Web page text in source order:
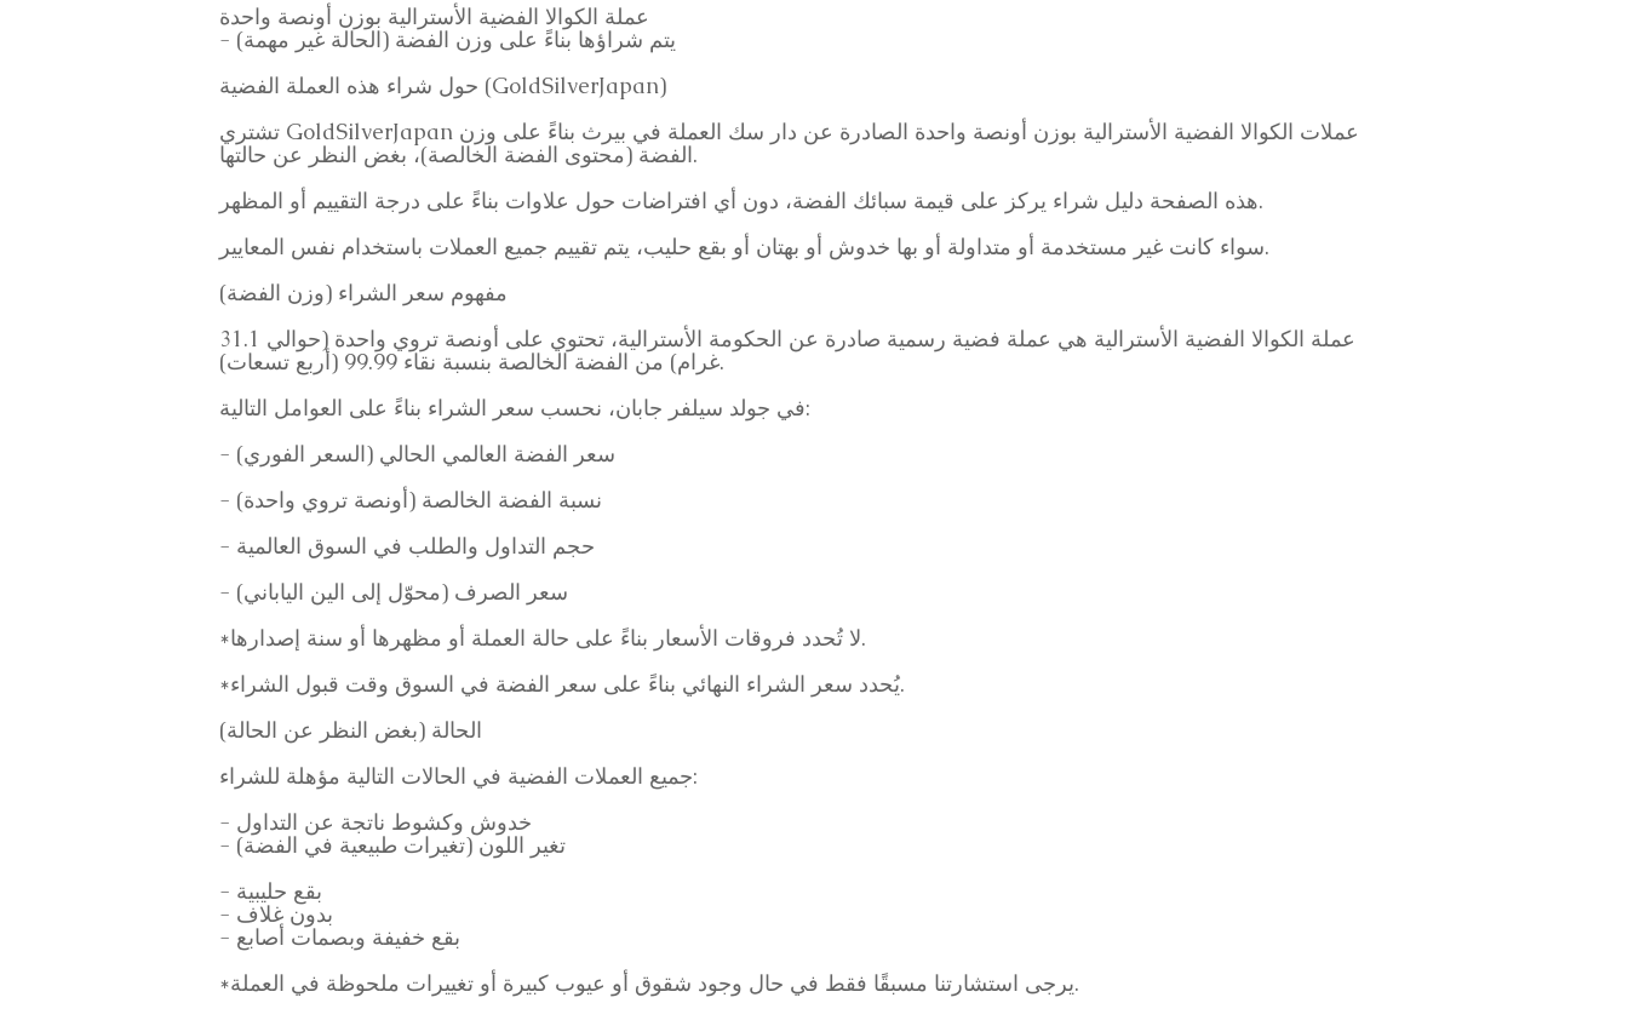
عملة الكوالا الفضية الأسترالية بوزن أونصة واحدة
- يتم شراؤها بناءً على وزن الفضة (الحالة غير مهمة)
حول شراء هذه العملة الفضية (GoldSilverJapan)
تشتري GoldSilverJapan عملات الكوالا الفضية الأسترالية بوزن أونصة واحدة الصادرة عن دار سك العملة في بيرث بناءً على وزن
الفضة (محتوى الفضة الخالصة)، بغض النظر عن حالتها.
هذه الصفحة دليل شراء يركز على قيمة سبائك الفضة، دون أي افتراضات حول علاوات بناءً على درجة التقييم أو المظهر.
سواء كانت غير مستخدمة أو متداولة أو بها خدوش أو بهتان أو بقع حليب، يتم تقييم جميع العملات باستخدام نفس المعايير.
مفهوم سعر الشراء (وزن الفضة)
عملة الكوالا الفضية الأسترالية هي عملة فضية رسمية صادرة عن الحكومة الأسترالية، تحتوي على أونصة تروي واحدة (حوالي 31.1
غرام) من الفضة الخالصة بنسبة نقاء 99.99 (أربع تسعات).
في جولد سيلفر جابان، نحسب سعر الشراء بناءً على العوامل التالية:
- سعر الفضة العالمي الحالي (السعر الفوري)
- نسبة الفضة الخالصة (أونصة تروي واحدة)
- حجم التداول والطلب في السوق العالمية
- سعر الصرف (محوّل إلى الين الياباني)
*لا تُحدد فروقات الأسعار بناءً على حالة العملة أو مظهرها أو سنة إصدارها.
*يُحدد سعر الشراء النهائي بناءً على سعر الفضة في السوق وقت قبول الشراء.
الحالة (بغض النظر عن الحالة)
جميع العملات الفضية في الحالات التالية مؤهلة للشراء:
- خدوش وكشوط ناتجة عن التداول
- تغير اللون (تغيرات طبيعية في الفضة)
- بقع حليبية
- بدون غلاف
- بقع خفيفة وبصمات أصابع
*يرجى استشارتنا مسبقًا فقط في حال وجود شقوق أو عيوب كبيرة أو تغييرات ملحوظة في العملة.